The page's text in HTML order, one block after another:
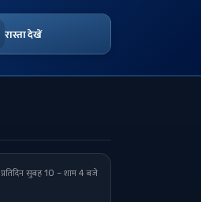
रास्ता देखें
प्रतिदिन सुबह 10 – शाम 4 बजे